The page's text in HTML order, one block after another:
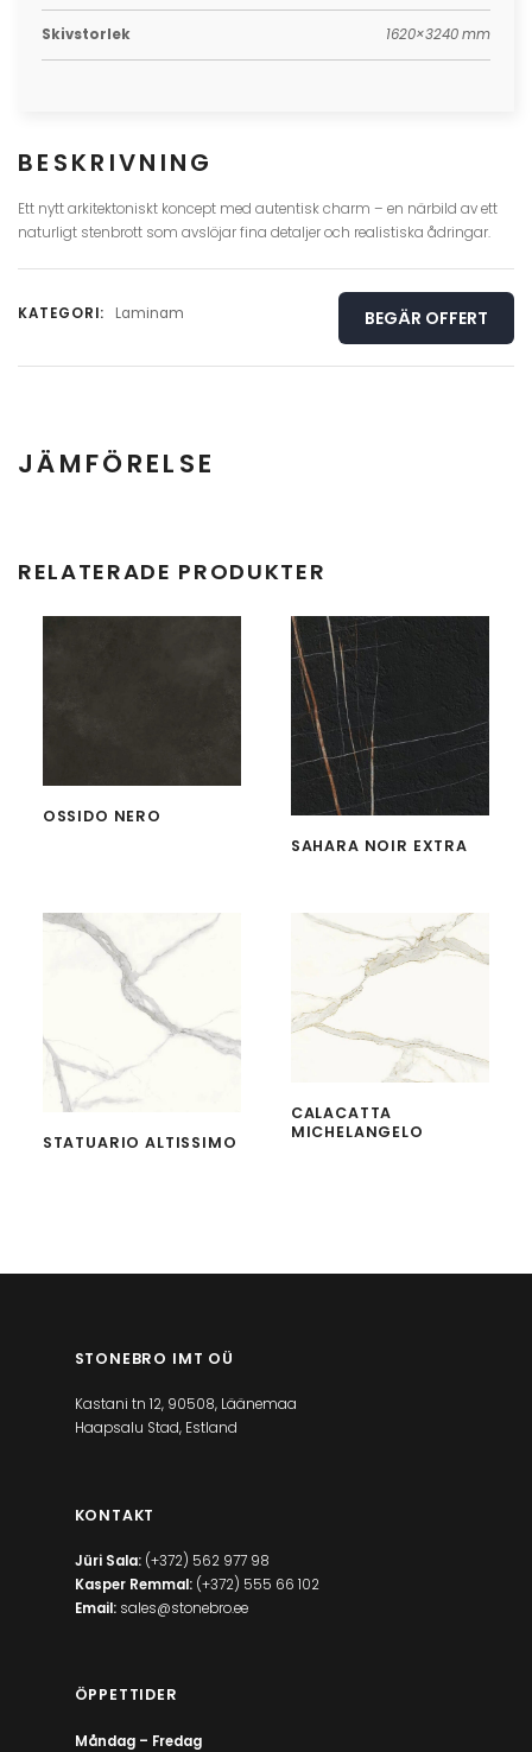
Skivstorlek 1620×3240 mm
BESKRIVNING
Ett nytt arkitektoniskt koncept med autentisk charm – en närbild av ett
naturligt stenbrott som avslöjar fina detaljer och realistiska ådringar.
KATEGORI: Laminam BEGÄR OFFERT
JÄMFÖRELSE
Hel skiva
RELATERADE PRODUKTER
OSSIDO NERO
SAHARA NOIR EXTRA
STATUARIO ALTISSIMO
CALACATTA
MICHELANGELO
STONEBRO IMT OÜ
Kastani tn 12, 90508, Läänemaa
Haapsalu Stad, Estland
KONTAKT
Jüri Sala: (+372) 562 977 98
Kasper Remmal: (+372) 555 66 102
Email: sales@stonebro.ee
ÖPPETTIDER
Måndag – Fredag